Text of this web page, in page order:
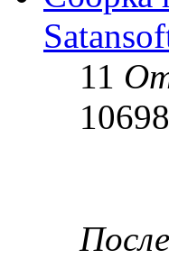
11
10698